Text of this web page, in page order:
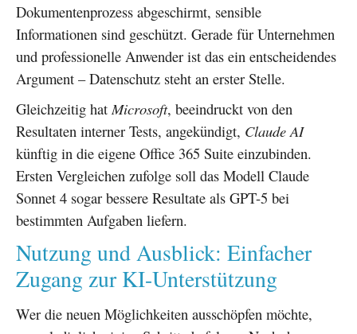
Dokumentenprozess abgeschirmt, sensible
Informationen sind geschützt. Gerade für Unternehmen
und professionelle Anwender ist das ein entscheidendes
Argument – Datenschutz steht an erster Stelle.
Gleichzeitig hat Microsoft, beeindruckt von den
Resultaten interner Tests, angekündigt, Claude AI
künftig in die eigene Office 365 Suite einzubinden.
Ersten Vergleichen zufolge soll das Modell Claude
Sonnet 4 sogar bessere Resultate als GPT-5 bei
bestimmten Aufgaben liefern.
Nutzung und Ausblick: Einfacher
Zugang zur KI-Unterstützung
Wer die neuen Möglichkeiten ausschöpfen möchte,